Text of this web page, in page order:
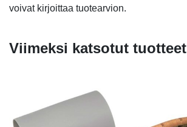
voivat kirjoittaa tuotearvion.
Viimeksi katsotut tuotteet